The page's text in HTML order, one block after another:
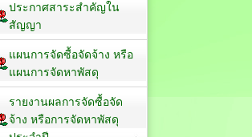
ประกาศสาระสำคัญใน
สัญญา
แผนการจัดซื้อจัดจ้าง หรือ
แผนการจัดหาพัสดุ
รายงานผลการจัดซื้อจัด
จ้าง หรือการจัดหาพัสดุ